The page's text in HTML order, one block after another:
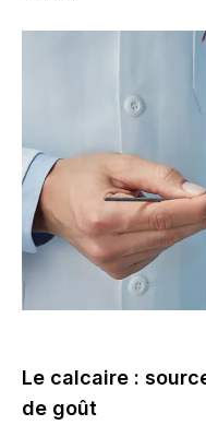
Le calcaire :
de goût